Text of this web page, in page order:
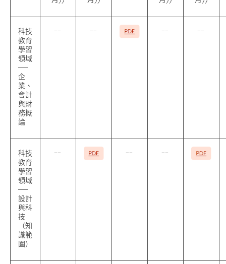
科技
教育
學習
領域
──
企
業、
會計
與財
務概
論
-- -- -- --
科技
教育
學習
領域
──
設計
與科
技
（知
識範
圍）
-- -- --